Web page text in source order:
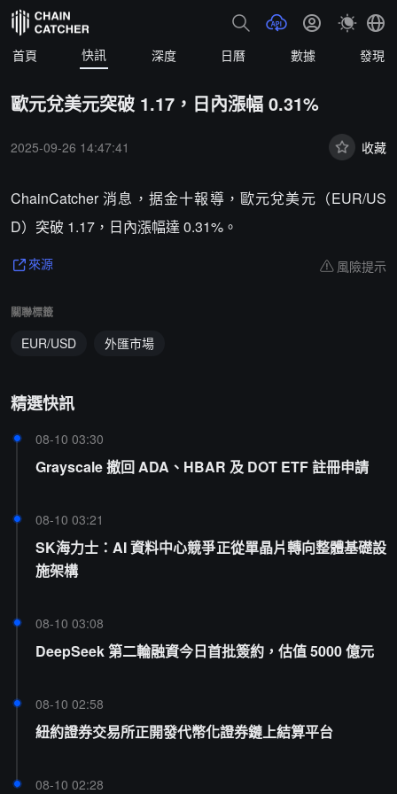
首頁 快訊 深度 日曆 數據 發現
歐元兌美元突破 1.17，日內漲幅 0.31%
2025-09-26 14:47:41 收藏
ChainCatcher 消息，据金十報導，歐元兌美元（EUR/US
D）突破 1.17，日內漲幅達 0.31%。
來源 風險提示
關聯標籤
EUR/USD 外匯市場
精選快訊
08-10 03:30
Grayscale 撤回 ADA、HBAR 及 DOT ETF 註冊申請
08-10 03:21
SK海力士：AI 資料中心競爭正從單晶片轉向整體基礎設
施架構
08-10 03:08
DeepSeek 第二輪融資今日首批簽約，估值 5000 億元
08-10 02:58
紐約證券交易所正開發代幣化證券鏈上結算平台
08-10 02:28